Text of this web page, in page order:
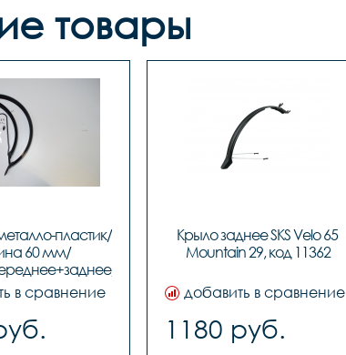
товары
пластик/
60 мм/
BLACK,
97105
в сравнение
Крыло заднее SKS Velo 65
Mountain 29, код 11362
добавить в сравнение
1180 руб.